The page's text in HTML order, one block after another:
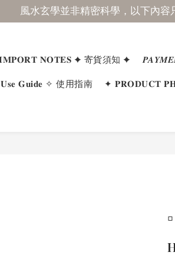
𝐍𝐎𝐓𝐄𝐒 ✦ 寄貨須知 ✦
𝐆𝐮𝐢𝐝𝐞 ✧ 使用指南 ✦ 𝐏𝐑𝐎𝐃𝐔𝐂𝐓
風水玄學並非精密科學，以下內容